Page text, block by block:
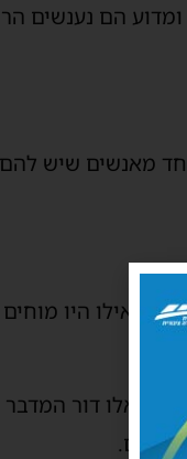
ומדוע הם נענשים
מאנשים שיש
אילו היו מוחים
אלו דור המדבר